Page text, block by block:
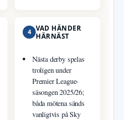
4 VAD HÄNDER
HÄRNÄST
Nästa derby spelas
troligen under
Premier League-
säsongen 2025/26;
båda mötena sänds
vanligtvis på Sky